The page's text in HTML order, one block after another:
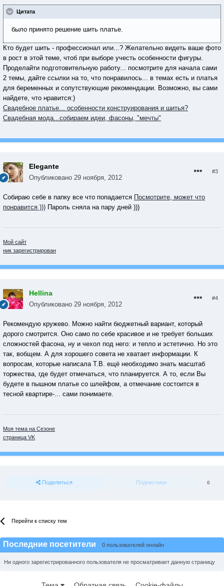
Цитата
было принято решение шить платье.
Кто будет шить - профессионал или...? Желательно видеть ваше фото
в рост в этой теме, чтоб при выборе учесть особенности фигуры.
Проделайти подготовительную работу... посмотрите для начала сами
2 темы, дайте ссылки на то, что понравилось... в темах есть и платья
для беременных и сопутствующие рекомендации. Возможно, вы сами
найдете, что нравится:)
Свадебное платье... особенности конструирования и шитья?
Свадебная мода...собираем идеи, фасоны, "мечты"
Elegante
Опубликовано 29 ноября, 2012
#3
Собираю себе в папку все что попадается Посмотрите, может что
понравится ))) Пароль сняла на пару дней )))
Мой сайт
ник зарегистрирован
Hellina
Опубликовано 29 ноября, 2012
#4
Рекомендую кружево. Можно найти бюджетный вариант, который
дорого смотрится. Оно само по себе красивое и не требует больших
сложностей фасона, ну и чехол под него: и тепло и эстетично. Но это
так, вобщем. А для хорошего совета не хватает информации. К
вопросам, которые написала Т.В. ещё необходимо знать масштаб
торжества, где будет отмечаться, что планируется. А то, если Вы
будете в пышном платье со шлейфом, а отмечание состоится в
тесной квартире-... сами понимаете.
Моя тема на Сезоне
страница VK
Поделиться Подписчики 0
Перейти к списку тем
Последние посетители 0 пользователей онлайн
Ни одного зарегистрированного пользователя не просматривает данную страницу